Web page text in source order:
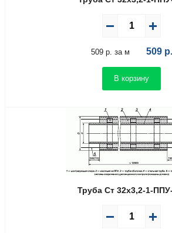
509 р. за м 509р.
В корзину
Труба Ст 32х3,2-1-